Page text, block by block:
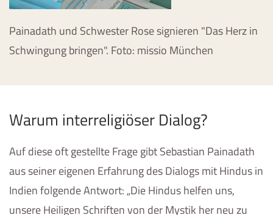
Painadath und Schwester Rose signieren "Das Herz in
Schwingung bringen". Foto: missio München
Warum interreligiöser Dialog?
Auf diese oft gestellte Frage gibt Sebastian Painadath
aus seiner eigenen Erfahrung des Dialogs mit Hindus in
Indien folgende Antwort: „Die Hindus helfen uns,
unsere Heiligen Schriften von der Mystik her neu zu